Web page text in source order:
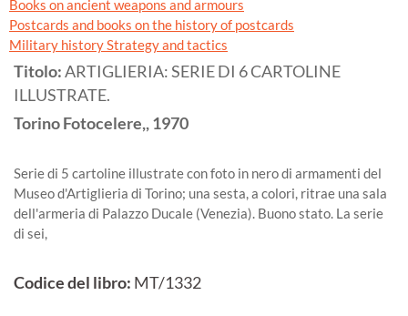
Books on ancient weapons and armours
Postcards and books on the history of postcards
Military history Strategy and tactics
Titolo:ARTIGLIERIA: SERIE DI 6 CARTOLINE
ILLUSTRATE.
TorinoFotocelere,,1970
Serie di 5 cartoline illustrate con foto in nero di armamenti del
Museo d'Artiglieria di Torino; una sesta, a colori, ritrae una sala
dell'armeria di Palazzo Ducale (Venezia). Buono stato. La serie
di sei,
Codice del libro: MT/1332